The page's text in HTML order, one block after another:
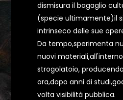
dismisura il bagaglio
(specie ultimamente)il
intrinseco delle sue
Da tempo,sperimenta
nuovi
strogolatoio,
ora,dopo anni di
volta visibilità pubblica.